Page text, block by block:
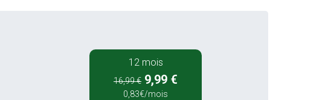
12 mois
16,99 € 9,99 €
0,83€/mois